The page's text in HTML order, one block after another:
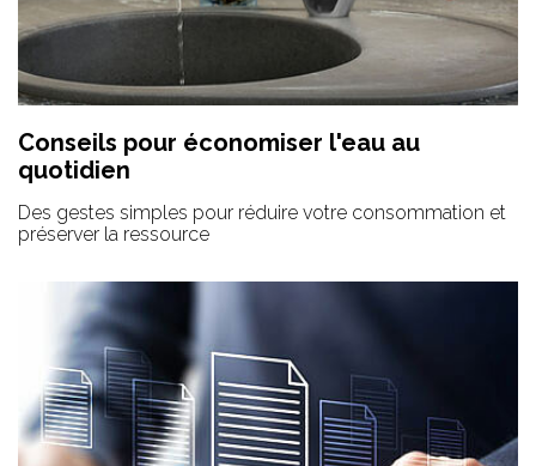
Conseils pour économiser l'eau au
quotidien
Des gestes simples pour réduire votre consommation et
préserver la ressource